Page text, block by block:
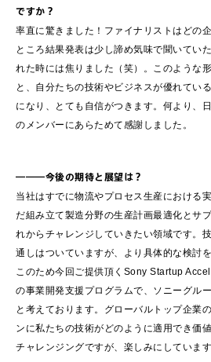
ですか？
率直に驚きました！ファイナリストはどの
ところ結果発表は少し諦め気味で聞いてい
れた時には焦りました（笑）。このような
と、自分たちの技術やビジネスが優れてい
になり、とても自信がつきます。何より、
のメンバーにあらためて感謝しました。
―――今後の期待と展望は？
当社はすでに物流やプロセス生産における
だ組み立て製造分野の生産計画最適化とサ
れからチャレンジしていきたい領域です。
通しはついていますが、より具体的な検討
このため今回ご提供頂くSony Startup
の事業開発支援プログラムで、ソニーグル
と考えております。グローバルトップ企業
ンに私たちの技術がどのように適用でき価
チャレンジングですが、楽しみにしています